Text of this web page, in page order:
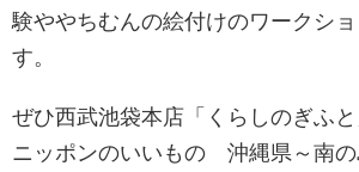
験ややちむんの絵付けのワークシ
す。
ぜひ西武池袋本店「くらしのぎふ
ニッポンのいいもの 沖縄県～南の